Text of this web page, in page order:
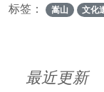
标签：
嵩山 文化
最近更新